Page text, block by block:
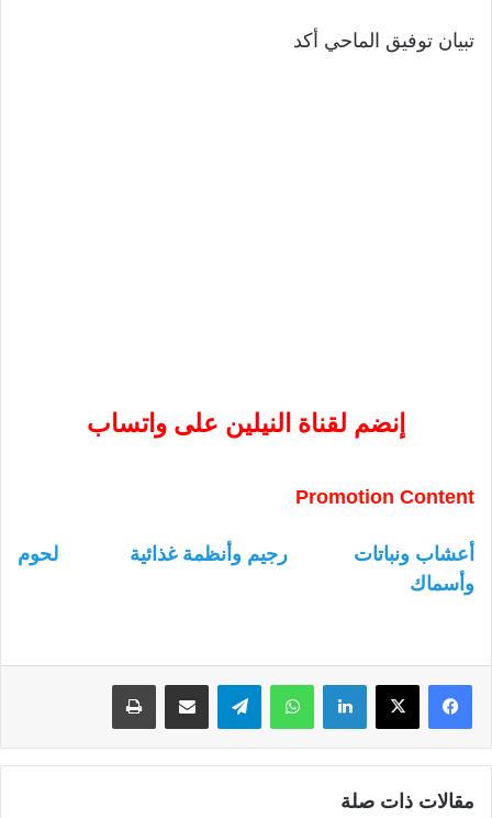
تبيان توفيق الماحي أكد
إنضم لقناة النيلين على واتساب
Promotion Content
أعشاب ونباتات رجيم وأنظمة غذائية
لحوم
وأسماك
لينكدإن واتساب
مقالات ذات صلة